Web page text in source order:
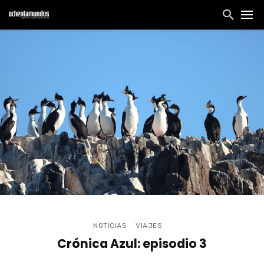
NOTICIAS VIAJES
Crónica Azul: episodio 3